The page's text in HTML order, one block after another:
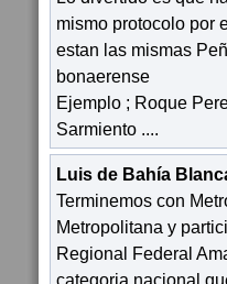
mismo protocolo por
estan las mismas
bonaerense
Ejemplo ; Roque
Sarmiento ....
Luis de Bahía
Terminemos con
Metropolitana y
Regional Federal
categoria nacional